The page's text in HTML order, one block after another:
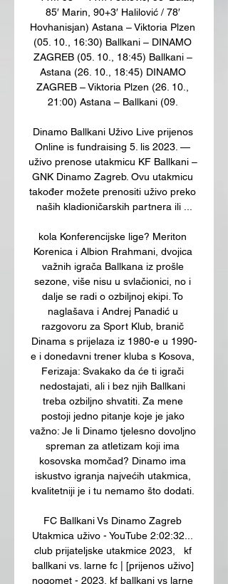
85′ Marin, 90+3′ Halilović / 78′
Hovhanisjan) Astana – Viktoria Plzen
(05. 10., 16:30) Ballkani – DINAMO
ZAGREB (05. 10., 18:45) Ballkani –
Astana (26. 10., 18:45) DINAMO
ZAGREB – Viktoria Plzen (26. 10.,
21:00) Astana – Ballkani (09.
Dinamo Ballkani Uživo Live prijenos
Online is fundraising 5. lis 2023. —
uživo prenose utakmicu KF Ballkani –
GNK Dinamo Zagreb. Ovu utakmicu
također možete prenositi uživo preko
naših kladioničarskih partnera ili ...
kola Konferencijske lige? Meriton
Korenica i Albion Rrahmani, dvojica
važnih igrača Ballkana iz prošle
sezone, više nisu u svlačionici, no i
dalje se radi o ozbiljnoj ekipi. To
naglašava i Andrej Panadić u
razgovoru za Sport Klub, branič
Dinama s prijelaza iz 1980-e u 1990-
e i donedavni trener kluba s Kosova,
Ferizaja: Svakako da će ti igrači
nedostajati, ali i bez njih Ballkani
treba ozbiljno shvatiti. Za mene
postoji jedno pitanje koje je jako
važno: Je li Dinamo tjelesno dovoljno
spreman za atletizam koji ima
kosovska momčad? Dinamo ima
iskustvo igranja najvećih utakmica,
kvalitetniji je i tu nemamo što dodati.
FC Ballkani Vs Dinamo Zagreb
Utakmica uživo - YouTube 2:02:32...
club prijateljske utakmice 2023,   kf
ballkani vs. larne fc | [prijenos uživo]
nogomet - 2023, kf ballkani vs larne